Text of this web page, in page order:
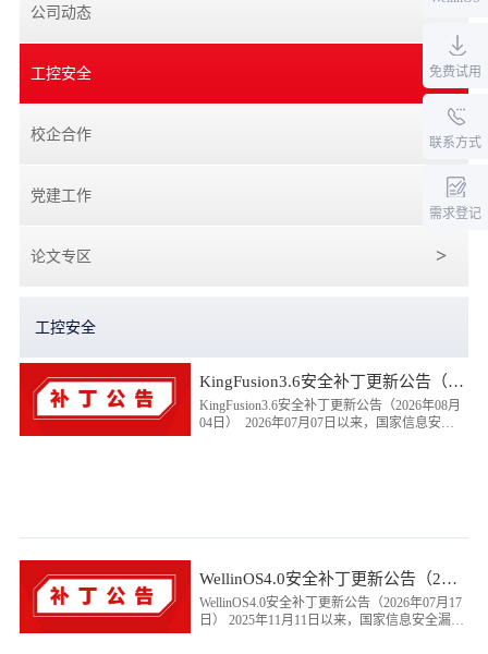
新闻中心
关于亚控
加入我们
公司动态
工控安全
校企合作
党建工作
论文专区
工控安全
KingFusion3.6安全补丁更新公告（2026年08月04日）
KingFusion3.6安全补丁更新公告（2026年08月
04日） 2026年07月07日以来，国家信息安全
WellinOS4.0安全补丁更新公告（2026年07月17日）
WellinOS4.0安全补丁更新公告（2026年07月17
日） 2025年11月11日以来，国家信息安全漏洞
免费试用
联系方式
需求登记